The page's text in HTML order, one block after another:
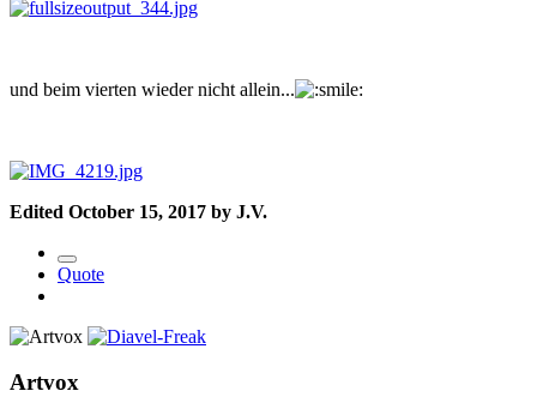
und beim vierten wieder nicht allein...
Edited October 15, 2017 by J.V.
Quote
Artvox